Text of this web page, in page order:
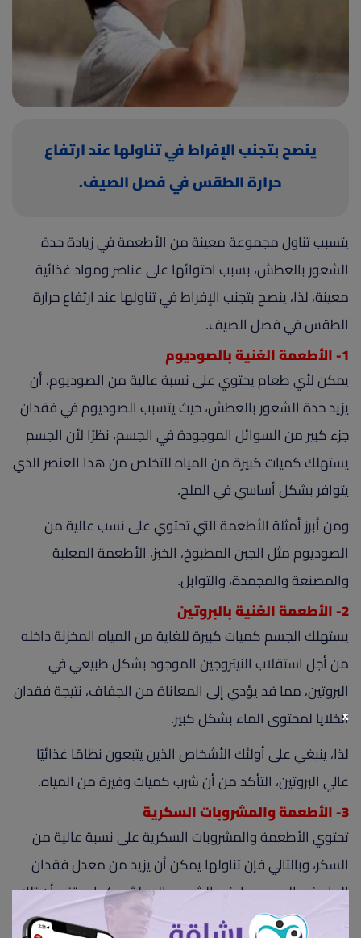
ينصح بتجنب الإفراط في تناولها عند ارتفاع
حرارة الطقس في فصل الصيف.
يتسبب تناول مجموعة معينة من الأطعمة في زيادة حدة
الشعور بالعطش، بسبب احتوائها على عناصر ومواد غذائية
معينة، لذا، ينصح بتجنب الإفراط في تناولها عند ارتفاع حرارة
الطقس في فصل الصيف.
1- الأطعمة الغنية بالصوديوم
يمكن لأي طعام يحتوي على نسبة عالية من الصوديوم، أن
يزيد حدة الشعور بالعطش، حيث يتسبب الصوديوم في فقدان
جزء كبير من السوائل الموجودة في الجسم، نظرًا لأن الجسم
يستهلك كميات كبيرة من المياه للتخلص من هذا العنصر الذي
يتوافر بشكل أساسي في الملح.
ومن أبرز أمثلة الأطعمة التي تحتوي على نسب عالية من
الصوديوم مثل الجبن المطبوخ، الخبز، الأطعمة المعلبة
والمصنعة والمجمدة، والتوابل.
2- الأطعمة الغنية بالبروتين
يستهلك الجسم كميات كبيرة للغاية من المياه المخزنة داخله
من أجل استقلاب النيتروجين الموجود بشكل طبيعي في
البروتين، مما قد يؤدي إلى المعاناة من الجفاف، نتيجة فقدان
الخلايا لمحتوى الماء بشكل كبير.
لذا، ينبغي على أولئك الأشخاص الذين يتبعون نظامًا غذائيًا
عالي البروتين، التأكد من أن شرب كميات وفيرة من المياه.
3- الأطعمة والمشروبات السكرية
تحتوي الأطعمة والمشروبات السكرية على نسبة عالية من
السكر، وبالتالي فإن تناولها يمكن أن يزيد من معدل فقدان
الماء في الجسم، ما يزيد الشعور بالعطش، كما يعتقد أن تلك
الأغذية تؤدي إلى نمو بيئة حمضية يمكن أن تضعف وظيفة
x